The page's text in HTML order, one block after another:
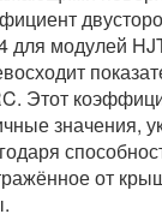
для модулей
Этот
значения,
от